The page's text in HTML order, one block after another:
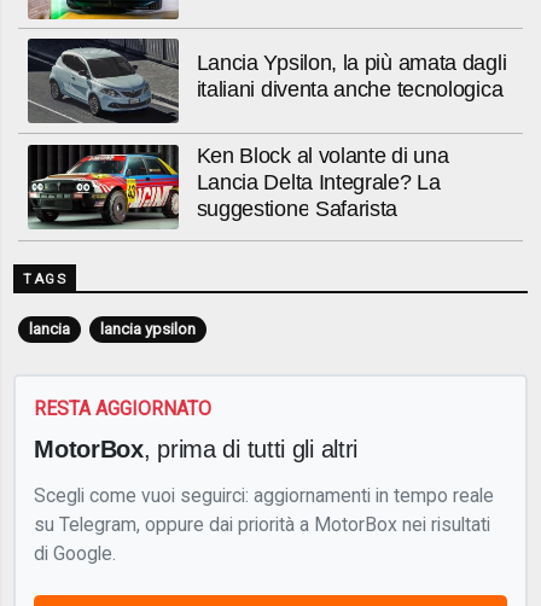
Lancia Ypsilon, la più amata dagli
italiani diventa anche tecnologica
Ken Block al volante di una
Lancia Delta Integrale? La
suggestione Safarista
TAGS
lancia lancia ypsilon
RESTA AGGIORNATO
MotorBox, prima di tutti gli altri
Scegli come vuoi seguirci: aggiornamenti in tempo reale
su Telegram, oppure dai priorità a MotorBox nei risultati
di Google.